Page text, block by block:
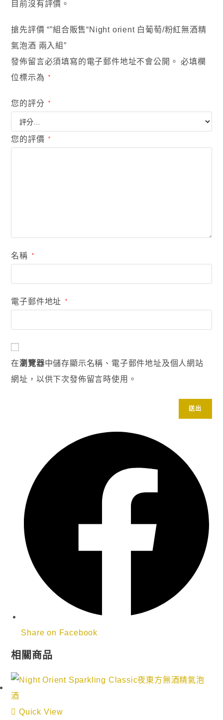
目前沒有評價。
搶先評價 “”組合販售“Night orient 白葡萄/粉紅無酒精
氣泡酒 兩入組”
發佈留言必須填寫的電子郵件地址不會公開。
必填欄
位標示為
*
您的評分 *
您的評價 *
名稱 *
電子郵件地址 *
在瀏覽器中儲存顯示名稱、電子郵件地址及個人網站
網址，以供下次發佈留言時使用。
Share on Facebook
相關商品
Quick View